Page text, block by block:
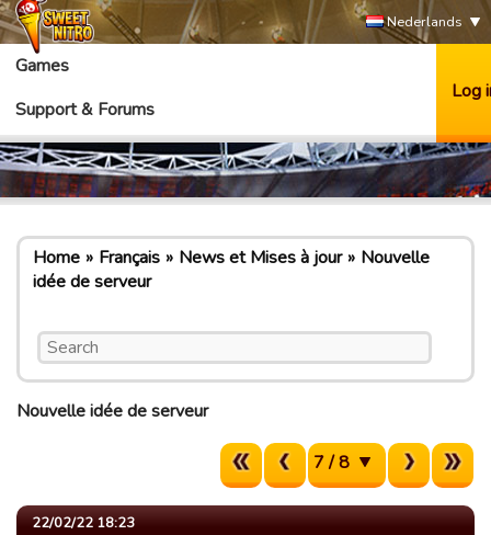
Nederlands
Games
Support & Forums
Log
Home Français News et Mises à jour
Nouvelle
idée de serveur
Nouvelle idée de serveur
7 / 8
22/02/22 18:23